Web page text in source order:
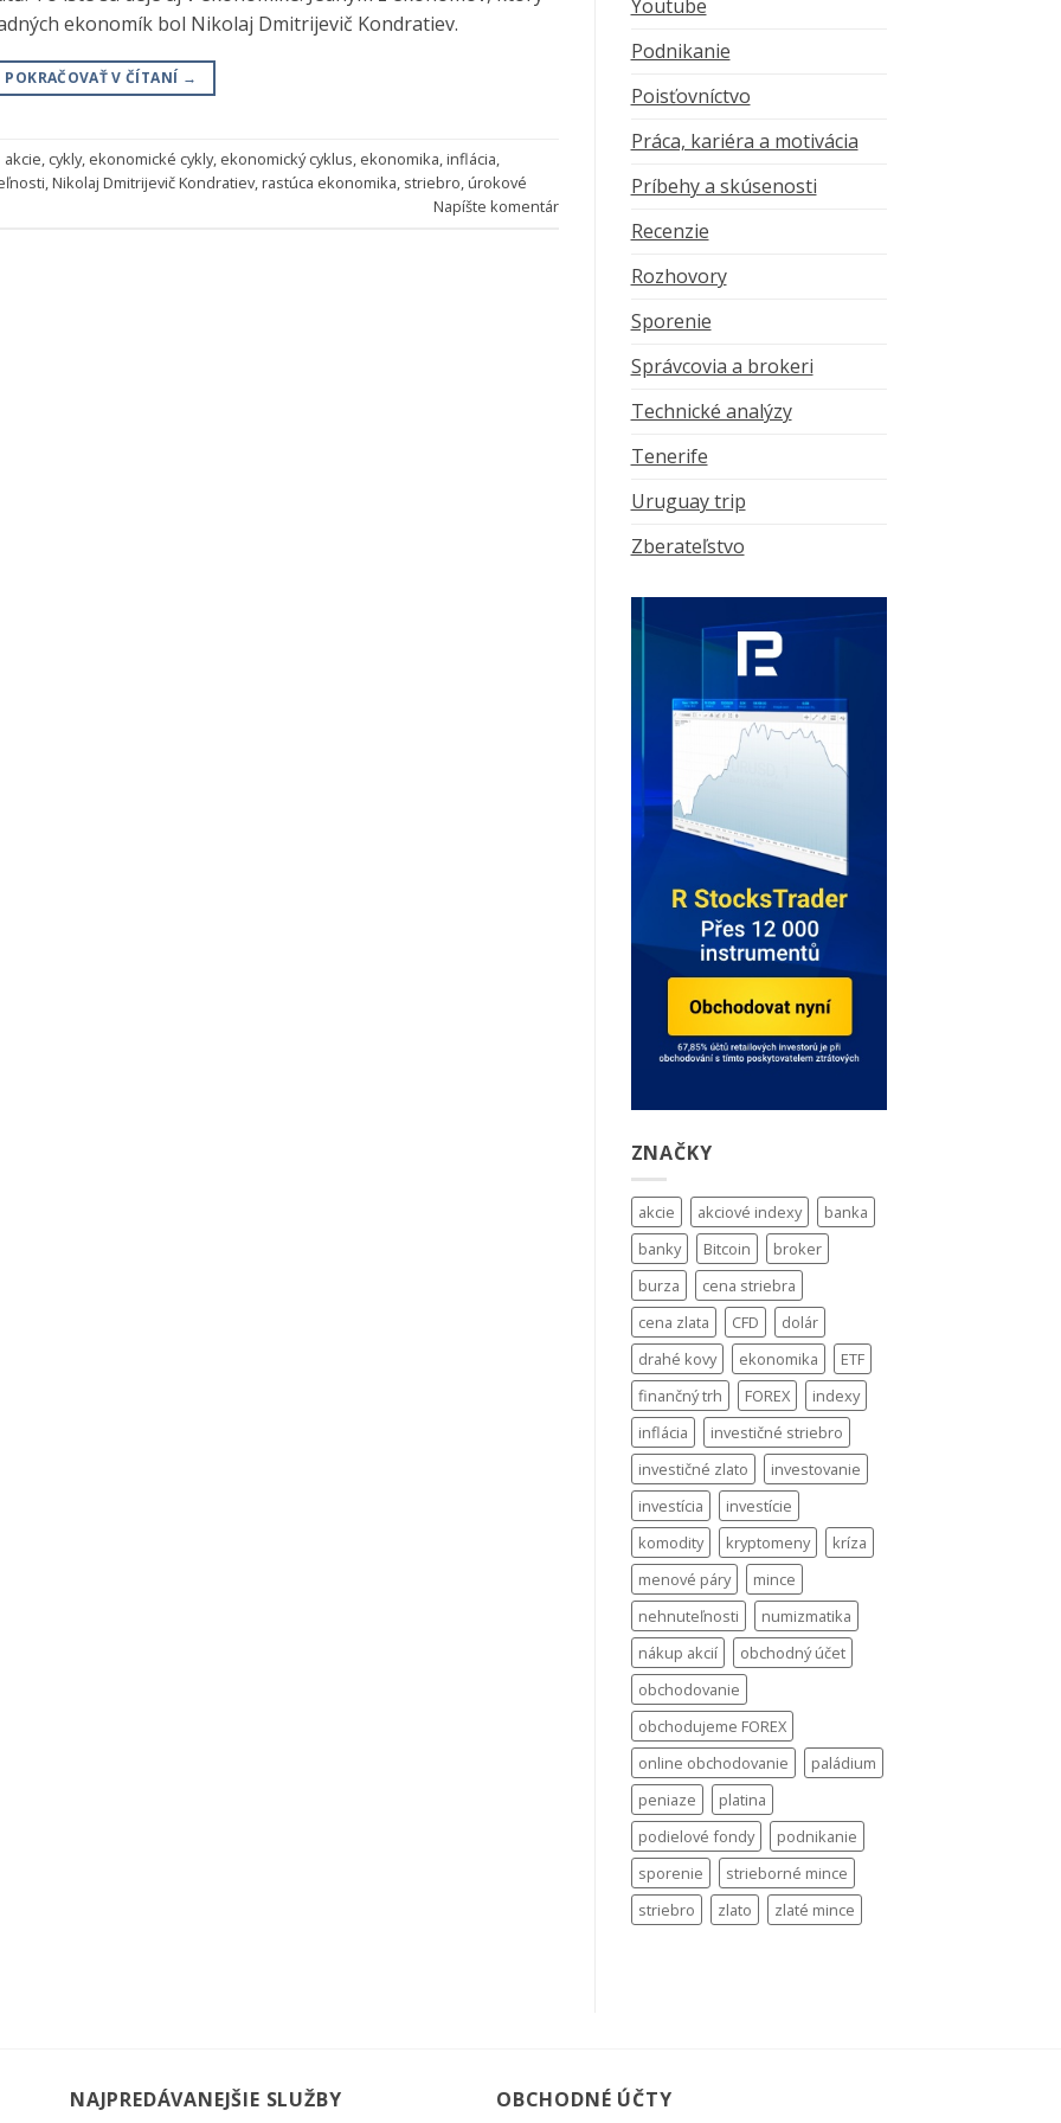
ekonomík bol Nikolaj Dmitrijevič Kondratiev.
POKRAČOVAŤ V ČÍTANÍ →
akcie, cykly, ekonomické cykly, ekonomický cyklus, ekonomika,inflácia,
,Nikolaj Dmitrijevič Kondratiev,rastúca ekonomika, striebro,úrokové
Napíšte komentár
Youtube
Podnikanie
Poisťovníctvo
Práca, kariéra a motivácia
Príbehy a skúsenosti
Recenzie
Rozhovory
Sporenie
Správcovia a brokeri
Technické analýzy
Tenerife
Uruguay trip
Zberateľstvo
ZNAČKY
akcie akciové indexy
banka
banky
Bitcoin
broker
burza
cena striebra
cena zlata
CFD
dolár
drahé kovy
ekonomika
ETF
finančný trh
FOREX
indexy
inflácia
investičné striebro
investičné zlato
investovanie
investícia
investície
komodity
kryptomeny
kríza
menové páry
mince
nehnuteľnosti
numizmatika
nákup akcií
obchodný účet
obchodovanie
obchodujeme FOREX
online obchodovanie
paládium
peniaze
platina
podielové fondy
podnikanie
sporenie
strieborné mince
striebro
zlato zlaté mince
NAJPREDÁVANEJŠIE SLUŽBY OBCHODNÉ ÚČTY